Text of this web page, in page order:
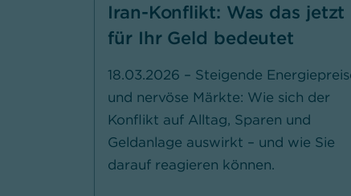
Iran-Konflikt: Was das jetzt
für Ihr Geld bedeutet
18.03.2026 – Steigende
und nervöse Märkte: Wie sich der
Konflikt auf Alltag, Sparen und
Geldanlage auswirkt – und wie Sie
darauf reagieren können.